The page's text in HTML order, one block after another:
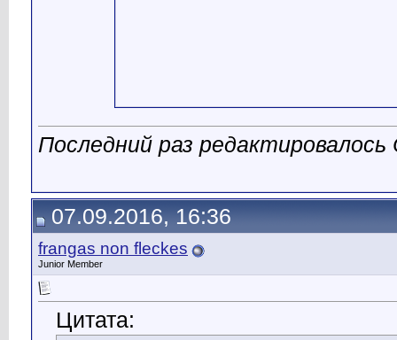
Последний раз
07.09.2016, 16:36
frangas non fleckes
Junior Member
Цитата: